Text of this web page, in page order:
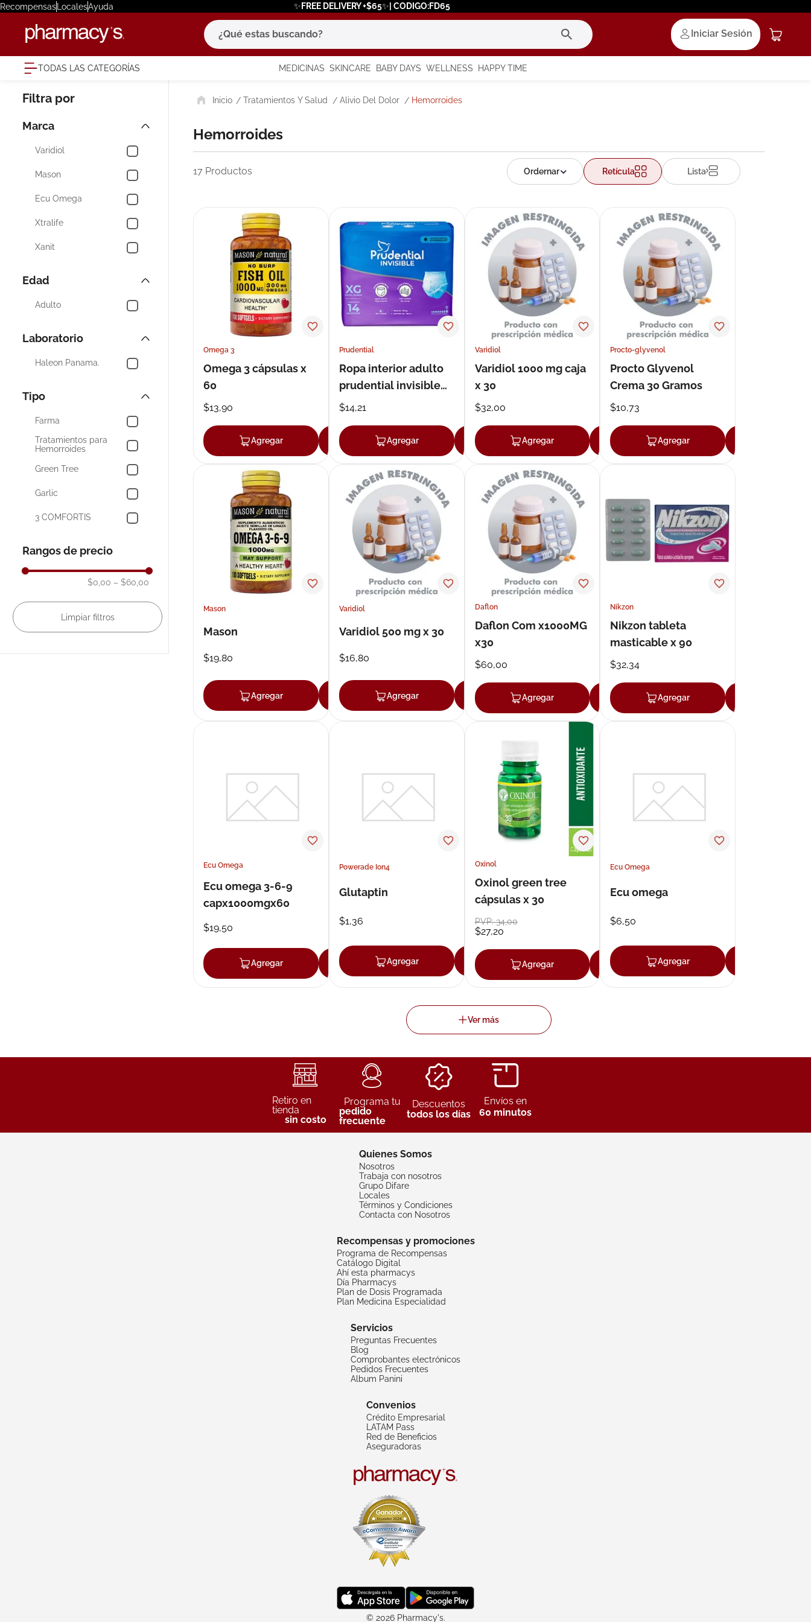
RecompensasLocalesAyuda ✨FREE DELIVERY +$65✨| CODIGO:FD65
¿Qué estas buscando?
Iniciar Sesión
TODAS LAS CATEGORÍAS MEDICINAS SKINCARE BABY DAYS WELLNESS HAPPY TIME
Marca
Varidiol
Mason
Ecu Omega
Xtralife
Xanit
Powerade Ion4
Oxinol
Edad
Adulto
Laboratorio
Haleon Panama.
Tipo
Farma
Tratamientos para
Hemorroides
Green Tree
Garlic
3 COMFORTIS
Rangos de precio
$0,00 – $60,00
Tratamientos Y Salud Alivio Del Dolor Hemorroides
Hemorroides
17 Productos Retícula Lista
Omega 3
Omega 3 cápsulas x
60
$13,90
Agregar Agregar
Prudential
Ropa interior adulto
prudential invisible
talla xl x 14
$14,21
Agregar Agregar
Varidiol
Varidiol 1000 mg caja
x 30
$32,00
Agregar Agregar
Procto-glyvenol
Procto Glyvenol
Crema 30 Gramos
$10,73
Agregar
Mason
Mason
$19,80
Agregar Agregar
Varidiol
Varidiol 500 mg x 30
$16,80
Agregar Agregar
Daflon
Daflon Com x1000MG
x30
$60,00
Agregar Agregar
Nikzon
Nikzon tableta
masticable x 90
$32,34
Agregar
Ecu Omega
Ecu omega 3-6-9
capx1000mgx60
$19,50
Agregar Agregar
Powerade Ion4
Glutaptin
$1,36
Agregar Agregar
Oxinol
Oxinol green tree
cápsulas x 30
PVP:34,00
$27,20
Agregar Agregar
Ecu Omega
Ecu omega
$6,50
Agregar
Retiro en
tienda
sin costo
Programa tu
pedido
frecuente
Descuentos
todos los días
Envíos en
60 minutos
Quienes Somos
Nosotros
Trabaja con nosotros
Grupo Difare
Locales
Términos y Condiciones
Contacta con Nosotros
Recompensas y promociones
Programa de Recompensas
Catálogo Digital
Ahí esta pharmacys
Día Pharmacys
Plan de Dosis Programada
Plan Medicina Especialidad
Servicios
Preguntas Frecuentes
Blog
Comprobantes electrónicos
Pedidos Frecuentes
Album Panini
Convenios
Crédito Empresarial
LATAM Pass
Red de Beneficios
Aseguradoras
© 2026 Pharmacy's.
términos más buscados
1. eucerin
bioderma
6. degraler
megacistin
8. roche posay
9. isdin
10.neumoflux